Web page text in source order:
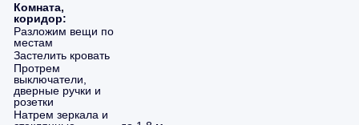
Комната,
коридор:
Разложим вещи по
местам
Застелить кровать
Протрем
выключатели,
дверные ручки и
розетки
Натрем зеркала и